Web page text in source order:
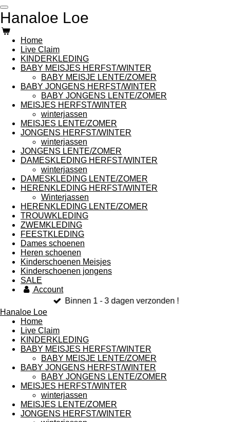
Ga
direct
naar
de
hoofdinhoud
Hanaloe Loe
Home
Live Claim
KINDERKLEDING
BABY MEISJES HERFST/WINTER
BABY MEISJE LENTE/ZOMER
BABY JONGENS HERFST/WINTER
BABY JONGENS LENTE/ZOMER
MEISJES HERFST/WINTER
winterjassen
MEISJES LENTE/ZOMER
JONGENS HERFST/WINTER
winterjassen
JONGENS LENTE/ZOMER
DAMESKLEDING HERFST/WINTER
winterjassen
DAMESKLEDING LENTE/ZOMER
HERENKLEDING HERFST/WINTER
Winterjassen
HERENKLEDING LENTE/ZOMER
TROUWKLEDING
ZWEMKLEDING
FEESTKLEDING
Dames schoenen
Heren schoenen
Kinderschoenen Meisjes
Kinderschoenen jongens
SALE
Account
Binnen 1 - 3 dagen verzonden !
Hanaloe Loe
Home
Live Claim
KINDERKLEDING
BABY MEISJES HERFST/WINTER
BABY MEISJE LENTE/ZOMER
BABY JONGENS HERFST/WINTER
BABY JONGENS LENTE/ZOMER
MEISJES HERFST/WINTER
winterjassen
MEISJES LENTE/ZOMER
JONGENS HERFST/WINTER